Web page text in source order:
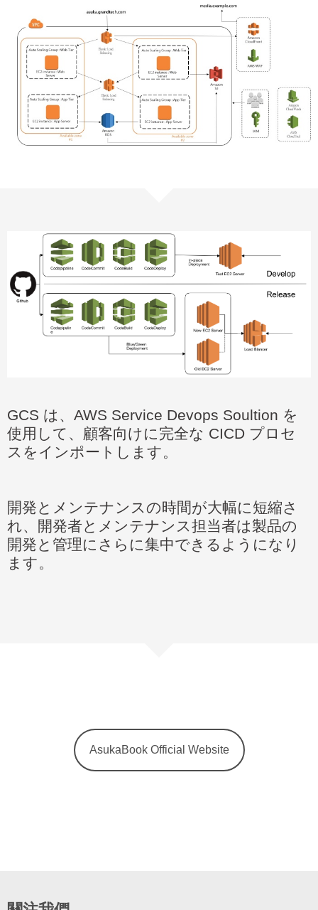
GCS は、 AWS Service Devops Soultion を
使用して、顧客向けに完全な CICD プロセ
スをインポートします。
開発とメンテナンスの時間が大幅に短縮さ
れ、開発者とメンテナンス担当者は製品の
開発と管理にさらに集中できるようになり
ます。
AsukaBook Official Website